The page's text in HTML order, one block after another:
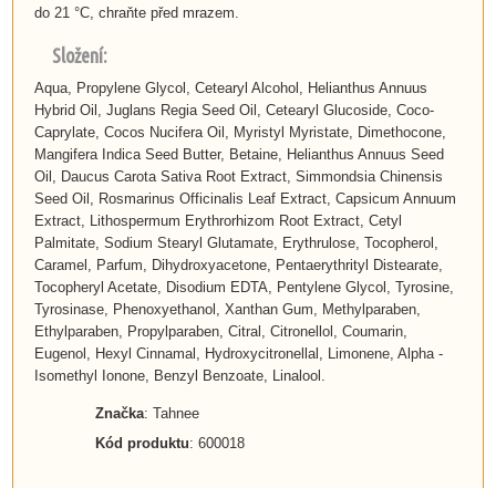
do 21 °C, chraňte před mrazem.
Složení:
Aqua, Propylene Glycol, Cetearyl Alcohol, Helianthus Annuus
Hybrid Oil, Juglans Regia Seed Oil, Cetearyl Glucoside, Coco-
Caprylate, Cocos Nucifera Oil, Myristyl Myristate, Dimethocone,
Mangifera Indica Seed Butter, Betaine, Helianthus Annuus Seed
Oil, Daucus Carota Sativa Root Extract, Simmondsia Chinensis
Seed Oil, Rosmarinus Officinalis Leaf Extract, Capsicum Annuum
Extract, Lithospermum Erythrorhizom Root Extract, Cetyl
Palmitate, Sodium Stearyl Glutamate, Erythrulose, Tocopherol,
Caramel, Parfum, Dihydroxyacetone, Pentaerythrityl Distearate,
Tocopheryl Acetate, Disodium EDTA, Pentylene Glycol, Tyrosine,
Tyrosinase, Phenoxyethanol, Xanthan Gum, Methylparaben,
Ethylparaben, Propylparaben, Citral, Citronellol, Coumarin,
Eugenol, Hexyl Cinnamal, Hydroxycitronellal, Limonene, Alpha -
Isomethyl Ionone, Benzyl Benzoate, Linalool.
Značka: Tahnee
Kód produktu: 600018